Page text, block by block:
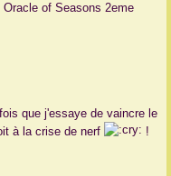
of Seasons 2eme
que j'essaye de vaincre le
à la crise de nerf
!